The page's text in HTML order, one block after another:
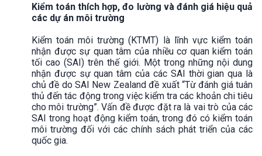
Kiểm toán thích hợp, đo lường và đánh giá hiệu quả
các dự án môi trường
Kiểm toán môi trường (KTMT) là lĩnh vực kiểm toán
nhận được sự quan tâm của nhiều cơ quan kiểm toán
tối cao (SAI) trên thế giới. Một trong những nội dung
nhận được sự quan tâm của các SAI thời gian qua là
chủ đề do SAI New Zealand đề xuất “Từ đánh giá tuân
thủ đến tác động trong việc kiểm tra các khoản chi tiêu
cho môi trường”. Vấn đề được đặt ra là vai trò của các
SAI trong hoạt động kiểm toán, trong đó có kiểm toán
môi trường đối với các chính sách phát triển của các
quốc gia.